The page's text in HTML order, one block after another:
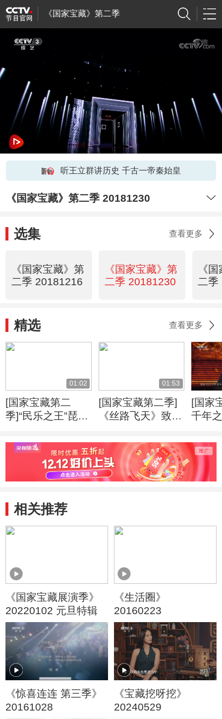
《国家宝藏》第二季
听王立群讲历史 千古一帝秦始皇
《国家宝藏》第二季 20181230
选集 查看更多
《国家宝藏》第
二季 20181216
《国家宝藏》第
二季 20181230
《
二季
精选 查看更多
01:02
[国家宝藏第二
季]“民乐之王”琵琶
彰显霸气
01:53
[国家宝藏第二季]
《丝路飞天》致敬
[国家
千年
相关推荐
《国家宝藏展演季》
20220102 元旦特辑
《生活圈》
20160223
《惊喜连连 第三季》
20161028
《宝藏挖呀挖》
20240529